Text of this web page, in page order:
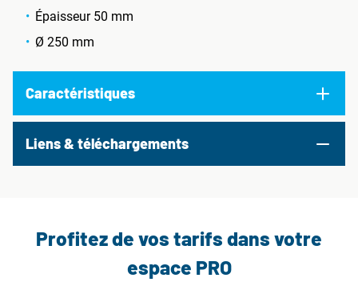
Épaisseur 50 mm
Ø 250 mm
Caractéristiques
Liens & téléchargements
Profitez de vos tarifs dans votre
espace PRO